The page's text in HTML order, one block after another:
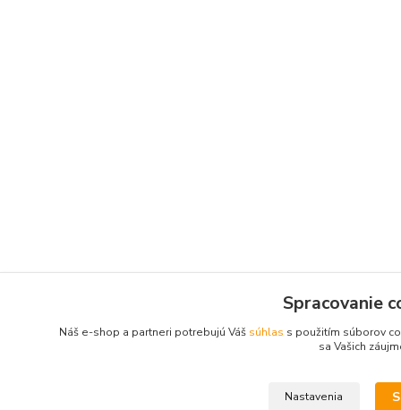
Spracovanie
Náš e-shop a partneri potrebujú Váš súhlas s použitím súborov
sa Vašich
Nastavenia